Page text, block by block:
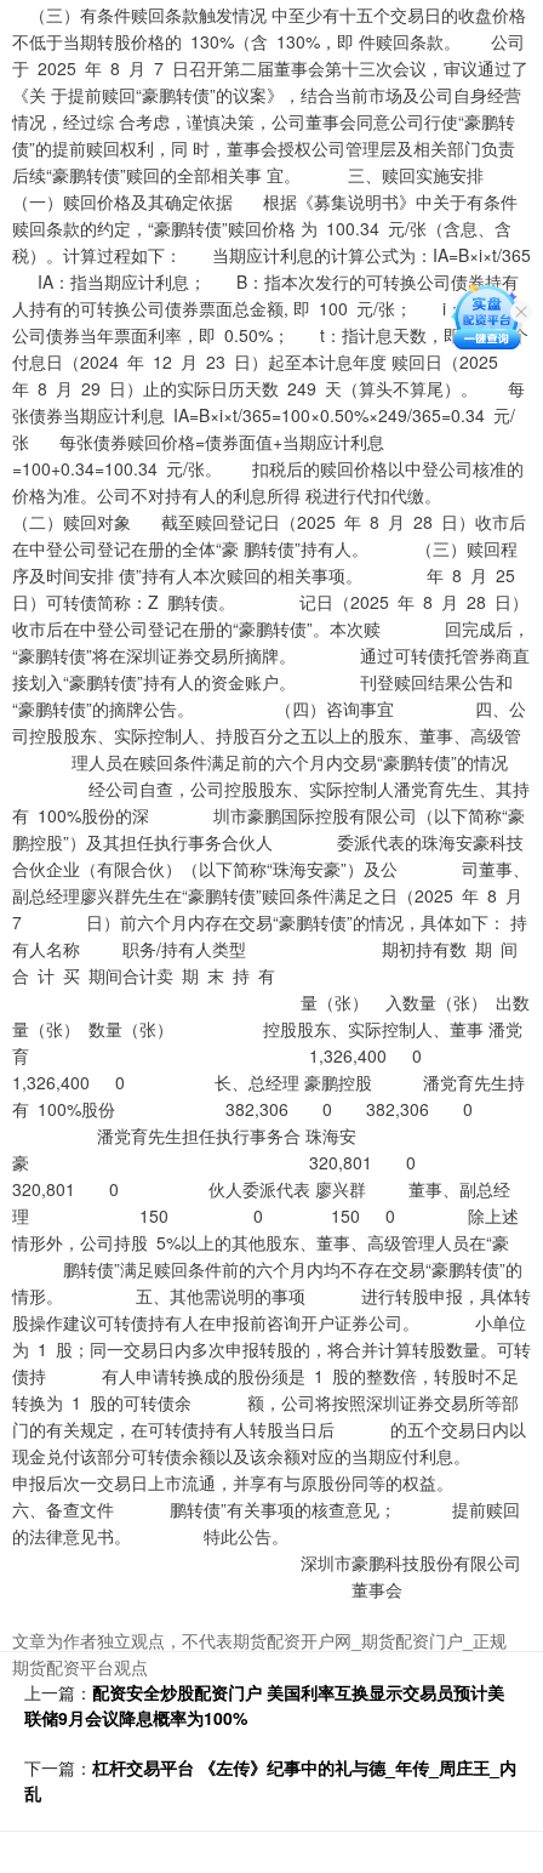
（三）有条件赎回条款触发情况 中至少有十五个交易日的收盘价格
不低于当期转股价格的 130%（含 130%，即 件赎回条款。 公司
于 2025 年 8 月 7 日召开第二届董事会第十三次会议，审议通过了
《关 于提前赎回“豪鹏转债”的议案》，结合当前市场及公司自身经营
情况，经过综 合考虑，谨慎决策，公司董事会同意公司行使“豪鹏转
债”的提前赎回权利，同 时，董事会授权公司管理层及相关部门负责
后续“豪鹏转债”赎回的全部相关事 宜。 三、赎回实施安排
（一）赎回价格及其确定依据 根据《募集说明书》中关于有条件
赎回条款的约定，“豪鹏转债”赎回价格 为 100.34 元/张（含息、含
税）。计算过程如下： 当期应计利息的计算公式为：IA=B×i×t/365
IA：指当期应计利息； B：指本次发行的可转换公司债券持有
人持有的可转换公司债券票面总金额, 即 100 元/张； i：指可转换
公司债券当年票面利率，即 0.50%； t：指计息天数，即从上一个
付息日（2024 年 12 月 23 日）起至本计息年度 赎回日（2025
年 8 月 29 日）止的实际日历天数 249 天（算头不算尾）。 每
张债券当期应计利息 IA=B×i×t/365=100×0.50%×249/365=0.34 元/
张 每张债券赎回价格=债券面值+当期应计利息
=100+0.34=100.34 元/张。 扣税后的赎回价格以中登公司核准的
价格为准。公司不对持有人的利息所得 税进行代扣代缴。
（二）赎回对象 截至赎回登记日（2025 年 8 月 28 日）收市后
在中登公司登记在册的全体“豪 鹏转债”持有人。 （三）赎回程
序及时间安排 债”持有人本次赎回的相关事项。 年 8 月 25
日）可转债简称：Z 鹏转债。 记日（2025 年 8 月 28 日）
收市后在中登公司登记在册的“豪鹏转债”。本次赎 回完成后，
“豪鹏转债”将在深圳证券交易所摘牌。 通过可转债托管券商直
接划入“豪鹏转债”持有人的资金账户。 刊登赎回结果公告和
“豪鹏转债”的摘牌公告。 （四）咨询事宜 四、公
司控股股东、实际控制人、持股百分之五以上的股东、董事、高级管
理人员在赎回条件满足前的六个月内交易“豪鹏转债”的情况
经公司自查，公司控股股东、实际控制人潘党育先生、其持
有 100%股份的深 圳市豪鹏国际控股有限公司（以下简称“豪
鹏控股”）及其担任执行事务合伙人 委派代表的珠海安豪科技
合伙企业（有限合伙）（以下简称“珠海安豪”）及公 司董事、
副总经理廖兴群先生在“豪鹏转债”赎回条件满足之日（2025 年 8 月
7 日）前六个月内存在交易“豪鹏转债”的情况，具体如下： 持
有人名称 职务/持有人类型 期初持有数 期 间
合 计 买 期间合计卖 期 末 持 有
量（张） 入数量（张） 出数
量（张） 数量（张） 控股股东、实际控制人、董事 潘党
育 1,326,400 0
1,326,400 0 长、总经理 豪鹏控股 潘党育先生持
有 100%股份 382,306 0 382,306 0
潘党育先生担任执行事务合 珠海安
豪 320,801 0
320,801 0 伙人委派代表 廖兴群 董事、副总经
理 150 0 150 0 除上述
情形外，公司持股 5%以上的其他股东、董事、高级管理人员在“豪
鹏转债”满足赎回条件前的六个月内均不存在交易“豪鹏转债”的
情形。 五、其他需说明的事项 进行转股申报，具体转
股操作建议可转债持有人在申报前咨询开户证券公司。 小单位
为 1 股；同一交易日内多次申报转股的，将合并计算转股数量。可转
债持 有人申请转换成的股份须是 1 股的整数倍，转股时不足
转换为 1 股的可转债余 额，公司将按照深圳证券交易所等部
门的有关规定，在可转债持有人转股当日后 的五个交易日内以
现金兑付该部分可转债余额以及该余额对应的当期应付利息。
申报后次一交易日上市流通，并享有与原股份同等的权益。
六、备查文件 鹏转债”有关事项的核查意见； 提前赎回
的法律意见书。 特此公告。
深圳市豪鹏科技股份有限公司
董事会
文章为作者独立观点，不代表期货配资开户网_期货配资门户_正规
期货配资平台观点
上一篇： 配资安全炒股配资门户 美国利率互换显示交易员预计美
联储9月会议降息概率为100%
下一篇： 杠杆交易平台 《左传》纪事中的礼与德_年传_周庄王_内
乱